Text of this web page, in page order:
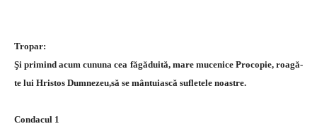
Tropar:
Şi primind acum cununa cea făgăduită, mare mucenice Procopie, roagă-
te lui Hristos Dumnezeu,să se mântuiască sufletele noastre.
Condacul 1